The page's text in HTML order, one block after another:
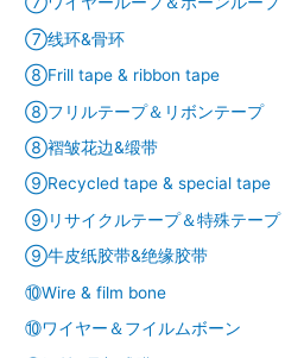
⑦线环&骨环
⑧Frill tape & ribbon tape
⑧フリルテープ＆リボンテープ
⑧褶皱花边&缎带
⑨Recycled tape & special tape
⑨リサイクルテープ＆特殊テープ
⑨牛皮纸胶带&绝缘胶带
⑩Wire & film bone
⑩ワイヤー＆フイルムボーン